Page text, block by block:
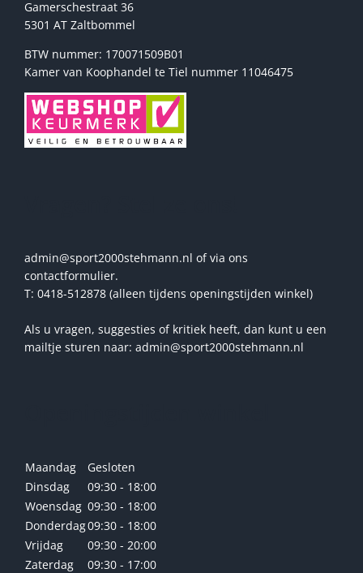
Gamerschestraat 36
5301 AT Zaltbommel
BTW nummer: 170071509B01
Kamer van Koophandel te Tiel nummer 11046475
admin@sport2000stehmann.nl of via ons
contactformulier.
T: 0418-512878 (alleen tijdens openingstijden winkel)
Als u vragen, suggesties of kritiek heeft, dan kunt u een
mailtje sturen naar: admin@sport2000stehmann.nl
Maandag
Gesloten
Dinsdag
09:30 - 18:00
Woensdag 09:30 - 18:00
Donderdag09:30 - 18:00
Vrijdag
09:30 - 20:00
Zaterdag
09:30 - 17:00